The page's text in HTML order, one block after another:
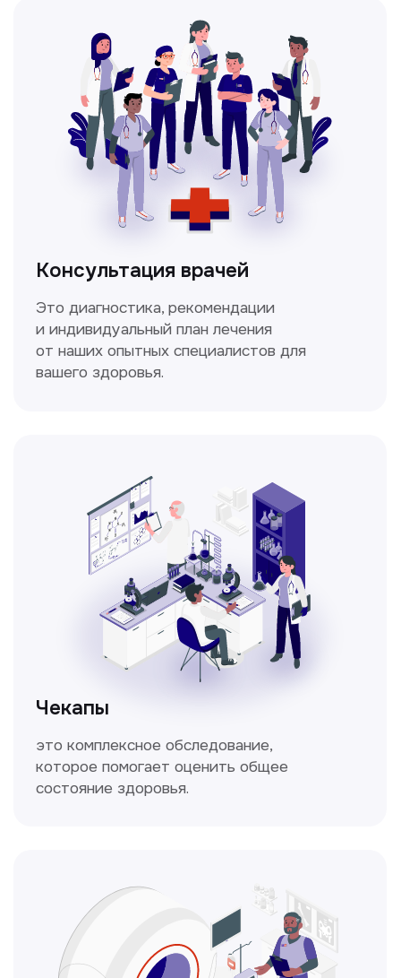
Мультиспиральная
компьютерная томография
Высокоточный метод диагностики,
позволяющий получить детальные
изображения внутренних органов и тканей.
Метод исследования функции внешнего
дыхания, включающий в себя измерение
объёмных и скоростных показателей
шейку матки с помощью специального
прибора — кольпоскопа.